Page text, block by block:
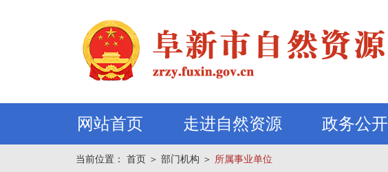
网站首页 走进自然资源 政务公开
当前位置： 首页 ＞ 部门机构 ＞ 所属事业单位